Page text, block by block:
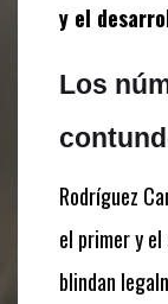
y el
Los
Rodríguez
el primer y
blindan